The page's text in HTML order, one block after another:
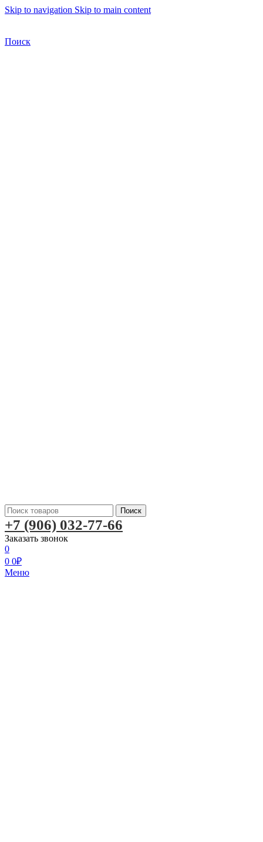
Skip to navigation Skip to main content
Поиск
Поиск
+7 (906) 032-77-66
Заказать звонок
0
0 0₽
Меню